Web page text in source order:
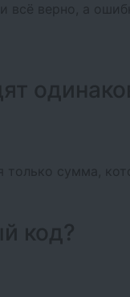
всё верно, а
сумма,
код?